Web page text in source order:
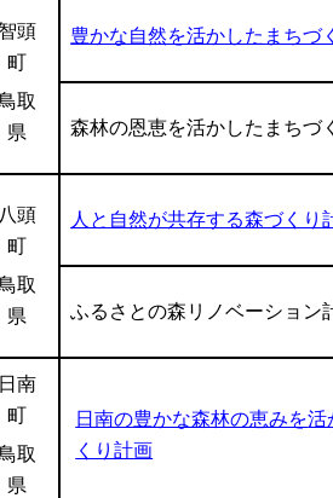
頭
町
取
県
豊かな自然を活かしたまちづ
森林の恩恵を活かしたまちづ
頭
町
取
県
人と自然が共存する森づくり
ふるさとの森リノベーション
南
町
取
県
日南の豊かな森林の恵みを活
くり計画